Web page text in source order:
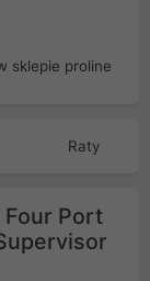
Raty
Four Port